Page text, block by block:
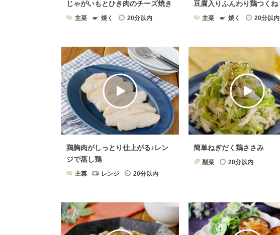
じゃがいもとひき肉のチーズ焼き
主菜 焼く 20分以内
豆腐入りふんわり鶏つくね
主菜 焼く 20分以内
鶏胸肉がしっとり仕上がる♪レン
ジで蒸し鶏
主菜 レンジ 20分以内
簡単ねぎだく鶏ささみ
副菜 20分以内